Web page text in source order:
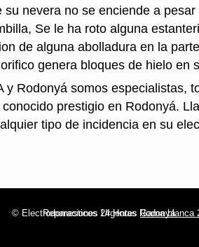
su nevera no se enciende a
Se le ha roto alguna
de alguna abolladura en la
genera bloques de hielo en
y Rodonyá somos especialistas,
prestigio en Rodonyá.
tipo de incidencia en su
© Electrodomesticos 24 Horas Rodonyá
Reparaciones Urgentes Gama blanca